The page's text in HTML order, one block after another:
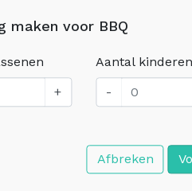
maken voor BBQ
+
Aantal kinderen
-
Afbreken